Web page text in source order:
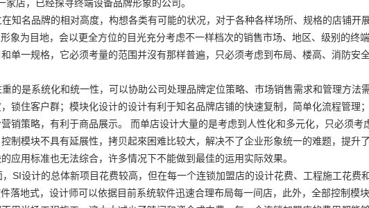
店，已经探寻终端设备品牌形象的公司。
知名品牌的相对高度，构想各类有可能的状况，对于各种各样场所、规格的店铺开
象为目地，会以更全方位的目光充分考虑不一样档次的销售市场、地区、级别的终端
单一规格，它必须考量的范围并沒有那样普遍，只必须考虑到布局、楼高、消防安
的是系统化和统一性，可以协助公司处理品牌定位策略、市场销售需求和管理方法
锁住客户群；模块化设计的设计有利于知名品牌店铺的快速复制，简单化流程管理
销策略，有利于商品展示。 而单店设计大量的是考虑到人性化和多元化，只必须考
制模块不具有延展性，拷贝起來困难比较大，解决不了企业形象统一的难题，提升
应用标准也无法综合，许多情况下不能做到最佳的运用实际效果。
SI设计的总体新项目花费较高，但在每一个连锁加盟店的设计花费、工程施工花费
落地式，设计师可以依据目前系统软件迅速合理布局每一间店，此外，全部控制模